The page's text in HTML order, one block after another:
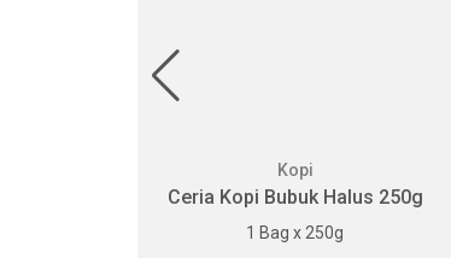
Kopi
Ceria Kopi Bubuk Halus 250g
1 Bag x 250g